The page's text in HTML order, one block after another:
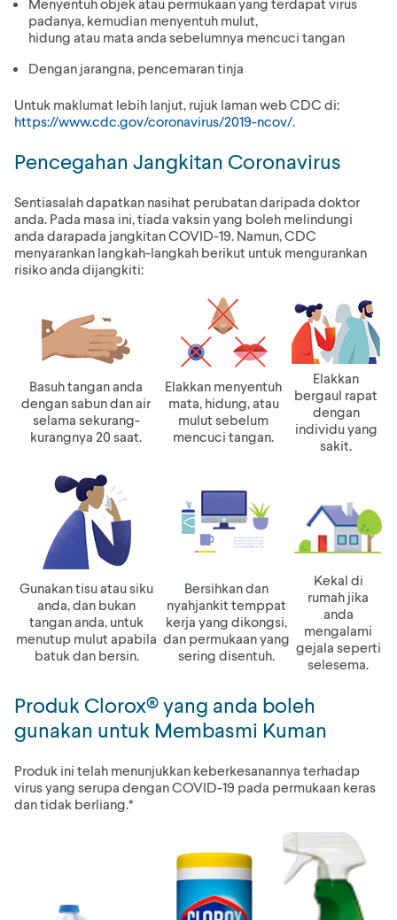
padanya, kemudian menyentuh mulut,
hidung atau mata anda sebelumnya mencuci tangan
Dengan jarangna, pencemaran tinja
Untuk maklumat lebih lanjut, rujuk laman web CDC di:
https://www.cdc.gov/coronavirus/2019-ncov/.
Pencegahan Jangkitan Coronavirus
Sentiasalah dapatkan nasihat perubatan daripada doktor
anda. Pada masa ini, tiada vaksin yang boleh melindungi
anda darapada jangkitan COVID-19. Namun, CDC
menyarankan langkah-langkah berikut untuk mengurankan
risiko anda dijangkiti:
Basuh tangan anda
dengan sabun dan air
selama sekurang-
kurangnya 20 saat.
Elakkan menyentuh
mata, hidung, atau
mulut sebelum
mencuci tangan.
Elakkan
bergaul rapat
dengan
individu yang
sakit.
Gunakan tisu atau siku
anda, dan bukan
tangan anda, untuk
menutup mulut apabila
batuk dan bersin.
Bersihkan dan
nyahjankit temppat
kerja yang dikongsi,
dan permukaan yang
sering disentuh.
Kekal di
rumah jika
anda
mengalami
gejala seperti
selesema.
Produk Clorox® yang anda boleh
gunakan untuk Membasmi Kuman
Produk ini telah menunjukkan keberkesanannya terhadap
virus yang serupa dengan COVID-19 pada permukaan keras
dan tidak berliang.*